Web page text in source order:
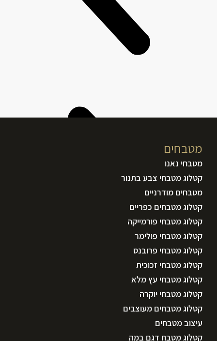
מטבחים
מטבחי נאנו
קטלוג מטבחי צבע בתנור
מטבחים מודרניים
קטלוג מטבחים כפריים
קטלוג מטבחי פורמייקה
קטלוג מטבחי פולימר
קטלוג מטבחי פרובנס
קטלוג מטבחי זכוכית
קטלוג מטבחי עץ מלא
קטלוג מטבחי יוקרה
קטלוג מטבחים מעוצבים
עיצוב מטבחים
קטלוג מטבח דגם במה